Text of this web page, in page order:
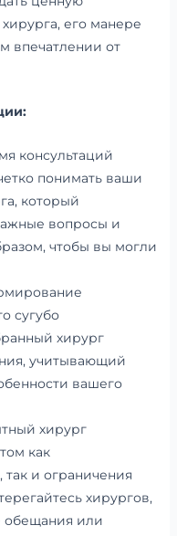
его манере
впечатлении от
консультаций
понимать ваши
который
вопросы и
чтобы вы могли
сугубо
хирург
учитывающий
вашего
хирург
как
и ограничения
хирургов,
обещания или